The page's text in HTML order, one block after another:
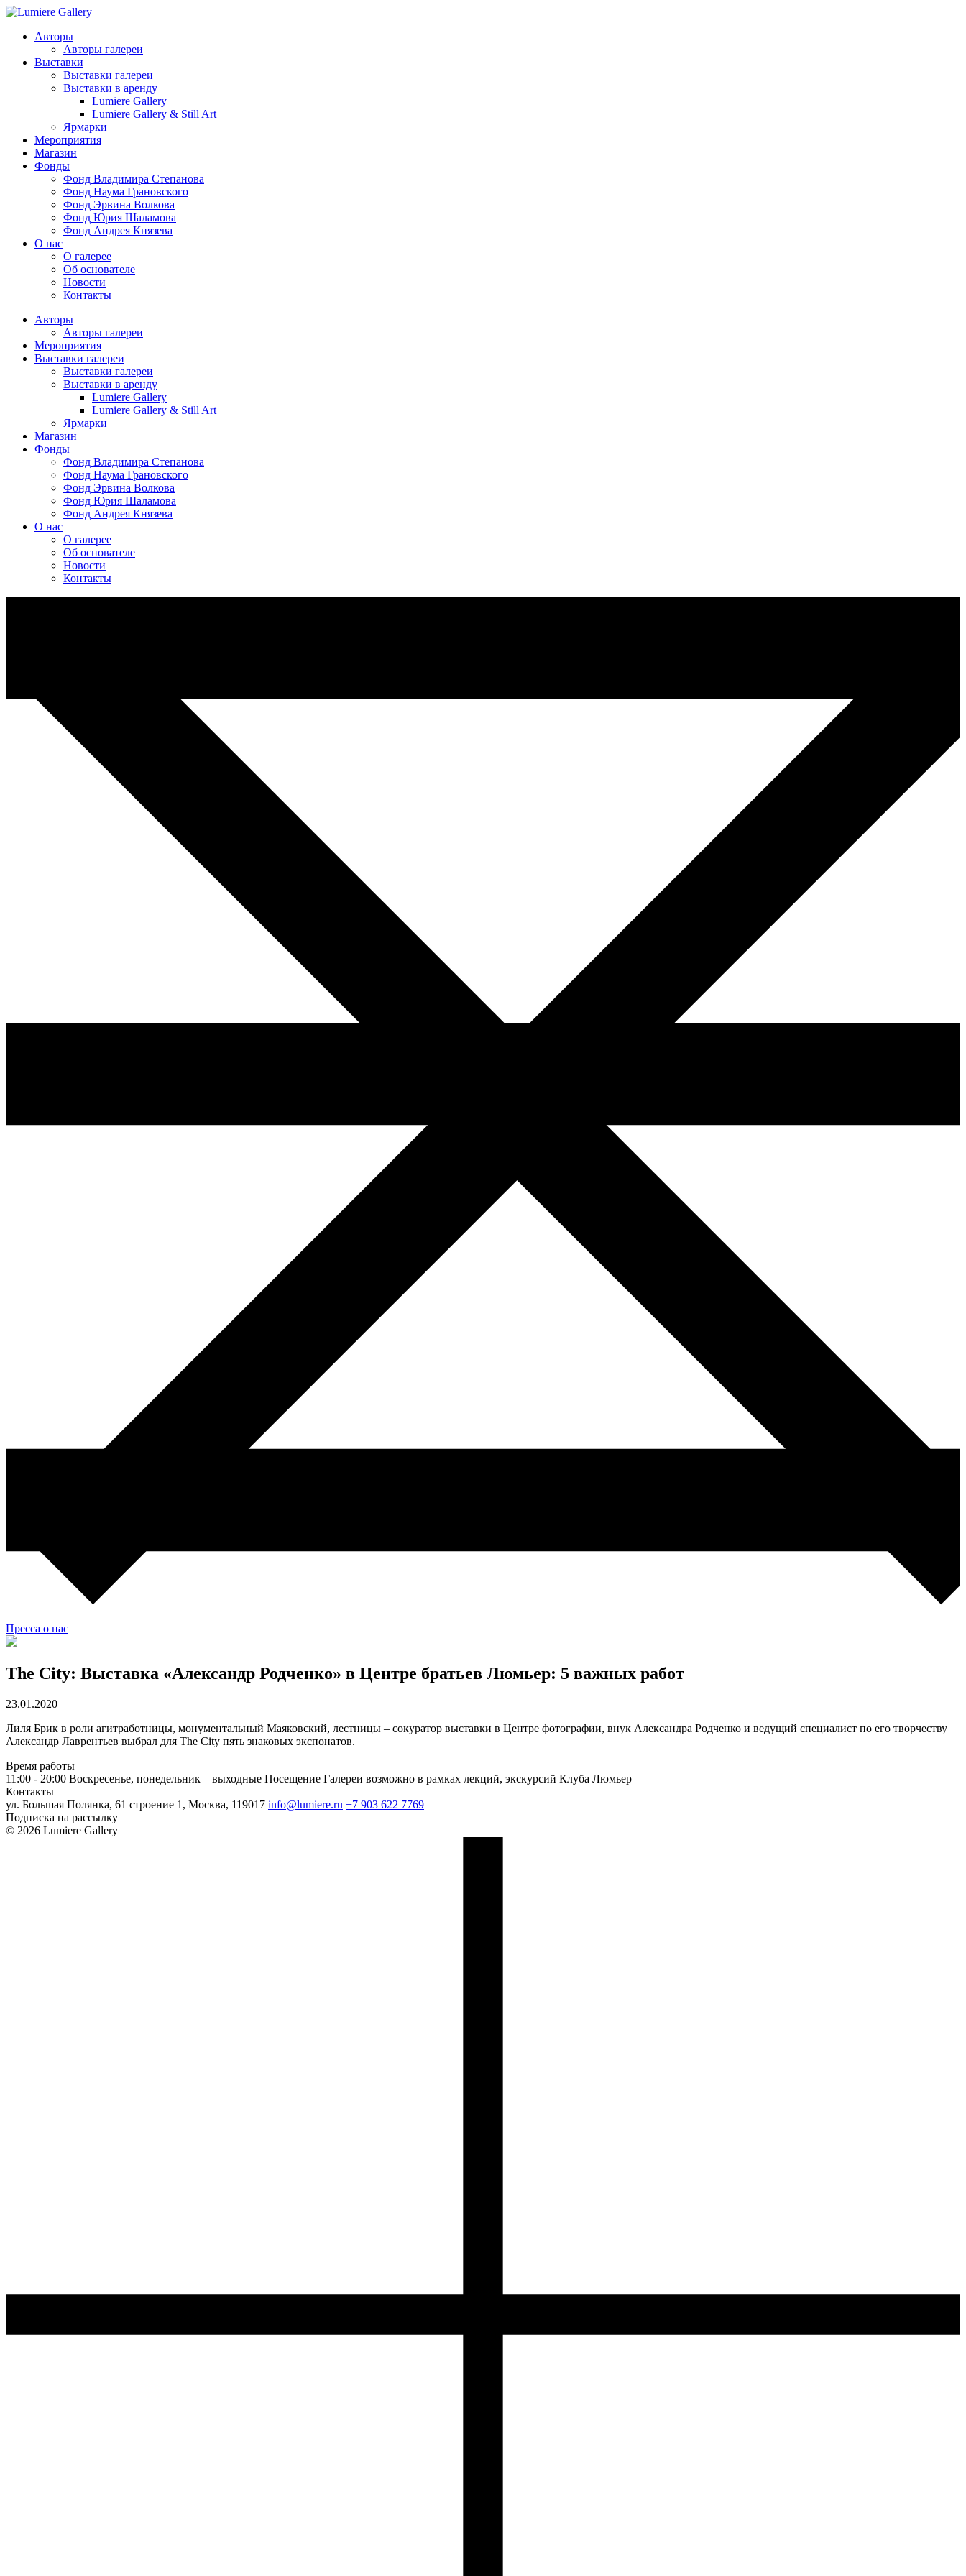
Авторы
Авторы галереи
Выставки
Выставки галереи
Выставки в аренду
Lumiere Gallery
Lumiere Gallery & Still Art
Ярмарки
Мероприятия
Магазин
Фонды
Фонд Владимира Степанова
Фонд Наума Грановского
Фонд Эрвина Волкова
Фонд Юрия Шаламова
Фонд Андрея Князева
О нас
О галерее
Об основателе
Новости
Контакты
Авторы
Авторы галереи
Мероприятия
Выставки галереи
Выставки галереи
Выставки в аренду
Lumiere Gallery
Lumiere Gallery & Still Art
Ярмарки
Магазин
Фонды
Фонд Владимира Степанова
Фонд Наума Грановского
Фонд Эрвина Волкова
Фонд Юрия Шаламова
Фонд Андрея Князева
О нас
О галерее
Об основателе
Новости
Контакты
Пресса о нас
The City: Выставка «Александр Родченко» в Центре братьев Люмьер: 5 важных работ
23.01.2020
Лиля Брик в роли агитработницы, монументальный Маяковский, лестницы – сокуратор выставки в Центре фотографии, внук Александра Родченко и ведущий специалист по его творчеству
Александр Лаврентьев выбрал для The City пять знаковых экспонатов.
Время работы
11:00 - 20:00 Воскресенье, понедельник – выходные Посещение Галереи возможно в рамках лекций, экскурсий Клуба Люмьер
Контакты
ул. Большая Полянка, 61 строение 1, Москва, 119017 info@lumiere.ru +7 903 622 7769
Подписка на рассылку
© 2026 Lumiere Gallery